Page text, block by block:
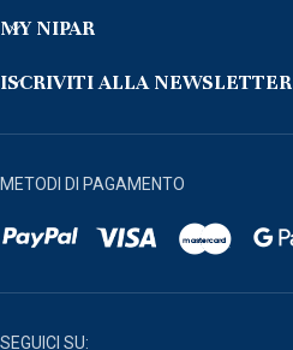
MY NIPAR
ISCRIVITI ALLA NEWSLETTER
METODI DI PAGAMENTO
SEGUICI SU: